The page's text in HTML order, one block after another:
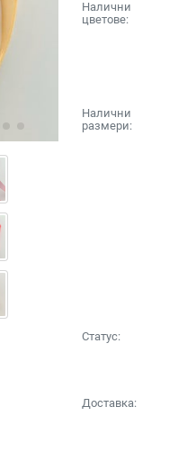
Налични
цветове:
Налични
размери:
Статус:
Доставка: